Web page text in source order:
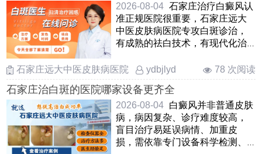
2026-08-04 石家庄治疗白癜风认
准正规医院很重要，石家庄远大
中医皮肤病医院专攻白斑诊治，
有成熟的祛白技术，有现代化治
……
石家庄远大中医皮肤病医院 ydbjlyd 78 次阅读
石家庄治白斑的医院哪家设备更齐全
2026-08-04 白癜风并非普通皮肤
病，病因复杂、诊疗难度较高，
盲目治疗易延误病情、加重皮
损，需依靠专门设备科学检测、